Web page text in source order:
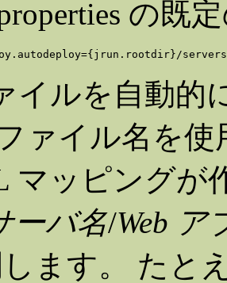
の既
イルを自動的
ァイル名を
マッピングが
ーバ名/Web
ます。 たと